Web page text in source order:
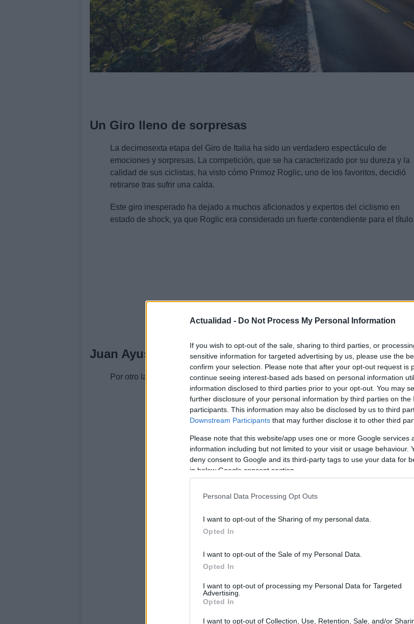
Actualidad - Do Not Process My Personal Information
If you wish to opt-out of the sale, sharing to third parties, or
sensitive information for targeted advertising by us, please use the
confirm your selection. Please note that after your opt-out request is
continue seeing interest-based ads based on personal information
information disclosed to third parties prior to your opt-out. You may
further disclosure of your personal information by third parties on the
participants. This information may also be disclosed by us to third
Downstream Participants that may further disclose it to other third
Please note that this website/app uses one or more Google services
information including but not limited to your visit or usage behaviour.
deny consent to Google and its third-party tags to use your data for
in below Google consent section.
Personal Data Processing Opt Outs
I want to opt-out of the Sharing of my personal data.
Opted In
I want to opt-out of the Sale of my Personal Data.
Opted In
I want to opt-out of processing my Personal Data for Targeted
Advertising.
Opted In
I want to opt-out of Collection, Use, Retention, Sale, and/or
Un Giro lleno de sorpresas
La decimosexta etapa del Giro de Italia ha sido un verdadero espectáculo de
emociones y sorpresas. La competición, que se ha caracterizado por su dureza y la
calidad de sus ciclistas, ha visto cómo Primoz Roglic, uno de los favoritos, decidió
retirarse tras sufrir una caída.
Este giro inesperado ha dejado a muchos aficionados y expertos del ciclismo en
estado de shock, ya que Roglic era considerado un fuerte contendiente para el título.
Juan Ayuso y sus desafíos
Por otro lado, el ciclista español Juan Ayuso ha tenido una etapa llena de altibajos.